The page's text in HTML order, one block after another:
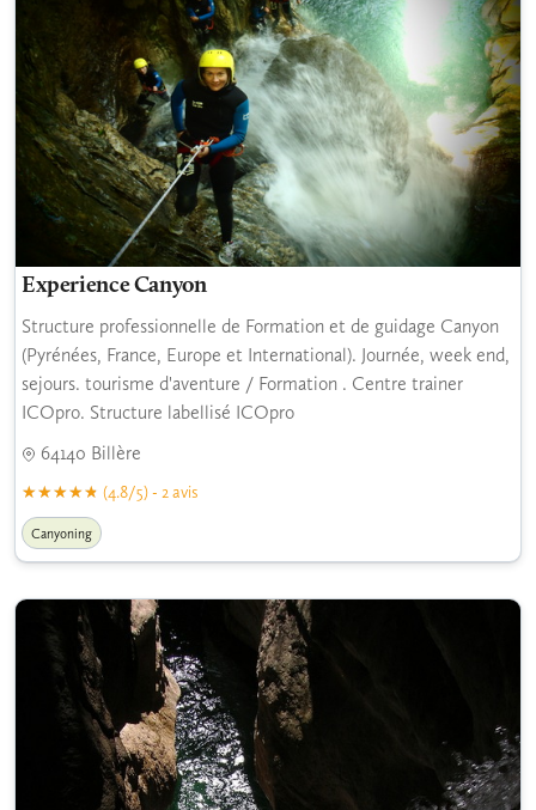
Experience Canyon
Structure professionnelle de Formation et de guidage Canyon
(Pyrénées, France, Europe et International). Journée, week end,
sejours. tourisme d'aventure / Formation . Centre trainer
ICOpro. Structure labellisé ICOpro
64140 Billère
(4.8/5) - 2 avis
Canyoning